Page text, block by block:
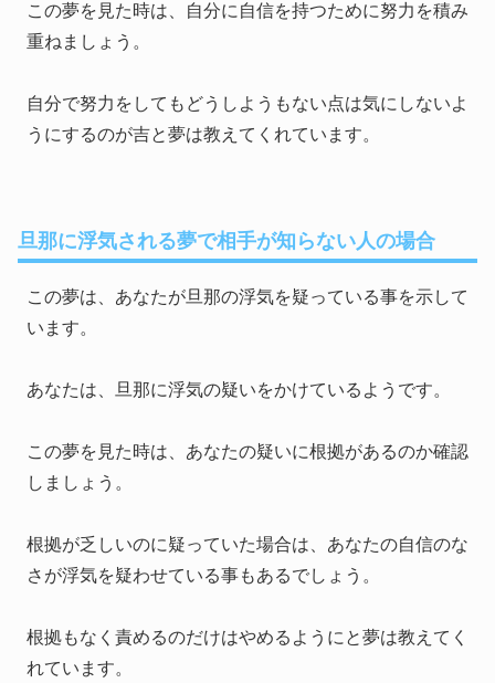
この夢を見た時は、自分に自信を持つために努力を積み
重ねましょう。
自分で努力をしてもどうしようもない点は気にしないよ
うにするのが吉と夢は教えてくれています。
旦那に浮気される夢で相手が知らない人の場合
この夢は、あなたが旦那の浮気を疑っている事を示して
います。
あなたは、旦那に浮気の疑いをかけているようです。
この夢を見た時は、あなたの疑いに根拠があるのか確認
しましょう。
根拠が乏しいのに疑っていた場合は、あなたの自信のな
さが浮気を疑わせている事もあるでしょう。
根拠もなく責めるのだけはやめるようにと夢は教えてく
れています。